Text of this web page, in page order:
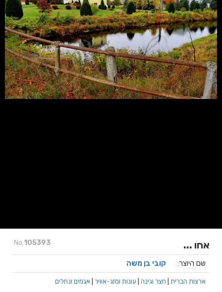
No.105393 אחו ...
שם היוצר: קובי בן משה
ארצות הברית חצר וגינה עונות ומזג-אוויר אגמים ונחלים